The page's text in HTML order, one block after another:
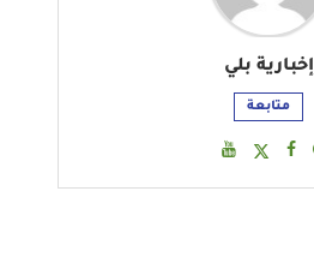
إخبارية بلي
متابعة